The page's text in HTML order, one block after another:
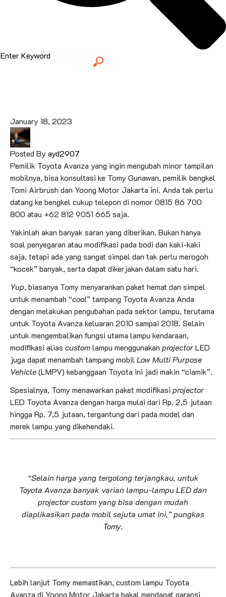
January 18, 2023
Posted Byayd2907
Pemilik Toyota Avanza yang ingin mengubah minor tampilan
mobilnya, bisa konsultasi ke Tomy Gunawan, pemilik bengkel
Tomi Airbrush dan Yoong Motor Jakarta ini. Anda tak perlu
datang ke bengkel cukup telepon di nomor 0815 86 700
800 atau +62 812 9051 665 saja.
Yakinlah akan banyak saran yang diberikan. Bukan hanya
soal penyegaran atau modifikasi pada bodi dan kaki-kaki
saja, tetapi ada yang sangat simpel dan tak perlu merogoh
“kocek” banyak, serta dapat dikerjakan dalam satu hari.
Yup, biasanya Tomy menyarankan paket hemat dan simpel
untuk menambah “cool” tampang Toyota Avanza Anda
dengan melakukan pengubahan pada sektor lampu, terutama
untuk Toyota Avanza keluaran 2010 sampai 2018. Selain
untuk mengembalikan fungsi utama lampu kendaraan,
modifikasi alias customlampu menggunakan projectorLED
juga dapat menambah tampang mobilLow Multi Purpose
Vehicle(LMPV) kebanggaan Toyota ini jadi makin “ciamik”.
Spesialnya, Tomy menawarkan paket modifikasi projector
LED Toyota Avanza dengan harga mulai dari Rp. 2,5 jutaan
hingga Rp. 7,5 jutaan, tergantung dari pada model dan
merek lampu yang dikehendaki.
“Selain harga yang tergolong terjangkau, untuk
Toyota Avanza banyak varian lampu-lampu LED dan
projector custom yang bisa dengan mudah
diaplikasikan pada mobil sejuta umat ini,” pungkas
Tomy.
Lebih lanjut Tomy memastikan, custom lampu Toyota
Avanza di Yoong Motor Jakarta bakal mendapat garansi